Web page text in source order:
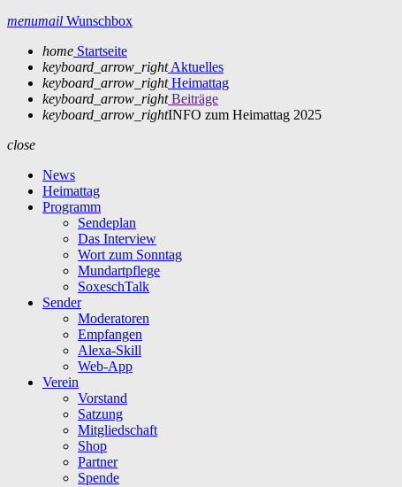
menumail Wunschbox
home Startseite
keyboard_arrow_rightAktuelles
keyboard_arrow_right Heimattag
keyboard_arrow_right Beiträge
keyboard_arrow_rightINFO zum Heimattag 2025
close
News
Heimattag
Programm
Sendeplan
Das Interview
Wort zum Sonntag
Mundartpflege
SoxeschTalk
Sender
Moderatoren
Empfangen
Alexa-Skill
Web-App
Verein
Vorstand
Satzung
Mitgliedschaft
Shop
Partner
Spende